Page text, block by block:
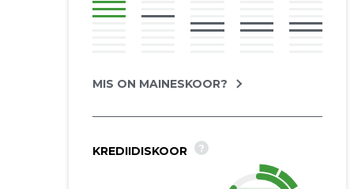
MIS ON MAINESKOOR?
KREDIIDISKOOR ?
Sinu